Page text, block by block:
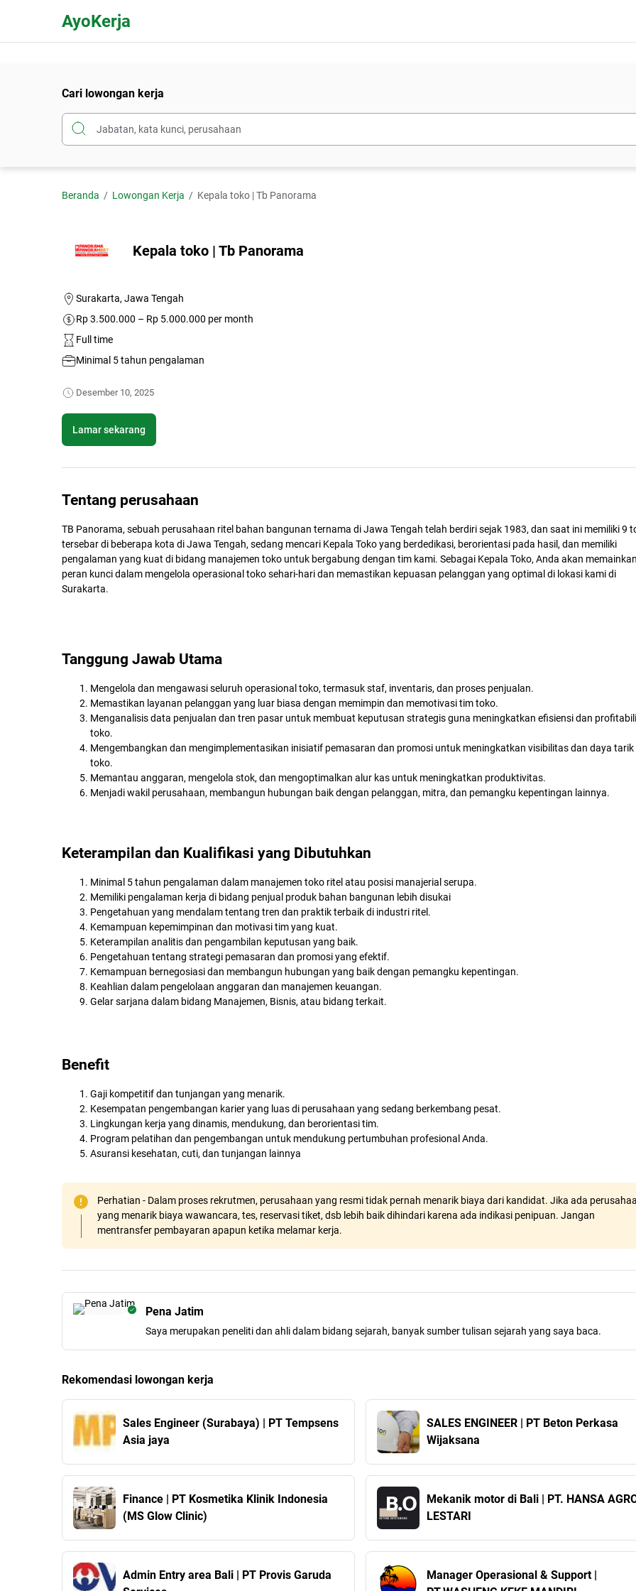
AyoKerja
Cari lowongan kerja
Beranda Lowongan Kerja Kepala toko | Tb Panorama
Kepala toko | Tb Panorama
Surakarta, Jawa Tengah
Rp 3.500.000 – Rp 5.000.000 per month
Full time
Minimal 5 tahun pengalaman
Desember 10, 2025
Lamar sekarang
Tentang perusahaan
TB Panorama, sebuah perusahaan ritel bahan bangunan ternama di Jawa Tengah telah berdiri sejak 1983, dan saat ini memiliki 9
tersebar di beberapa kota di Jawa Tengah, sedang mencari Kepala Toko yang berdedikasi, berorientasi pada hasil, dan memiliki
pengalaman yang kuat di bidang manajemen toko untuk bergabung dengan tim kami. Sebagai Kepala Toko, Anda akan
peran kunci dalam mengelola operasional toko sehari-hari dan memastikan kepuasan pelanggan yang optimal di lokasi kami di
Surakarta.
Tanggung Jawab Utama
Mengelola dan mengawasi seluruh operasional toko, termasuk staf, inventaris, dan proses penjualan.
Memastikan layanan pelanggan yang luar biasa dengan memimpin dan memotivasi tim toko.
Menganalisis data penjualan dan tren pasar untuk membuat keputusan strategis guna meningkatkan efisiensi dan
toko.
Mengembangkan dan mengimplementasikan inisiatif pemasaran dan promosi untuk meningkatkan visibilitas dan daya tarik
toko.
Memantau anggaran, mengelola stok, dan mengoptimalkan alur kas untuk meningkatkan produktivitas.
Menjadi wakil perusahaan, membangun hubungan baik dengan pelanggan, mitra, dan pemangku kepentingan lainnya.
Keterampilan dan Kualifikasi yang Dibutuhkan
Minimal 5 tahun pengalaman dalam manajemen toko ritel atau posisi manajerial serupa.
Memiliki pengalaman kerja di bidang penjual produk bahan bangunan lebih disukai
Pengetahuan yang mendalam tentang tren dan praktik terbaik di industri ritel.
Kemampuan kepemimpinan dan motivasi tim yang kuat.
Keterampilan analitis dan pengambilan keputusan yang baik.
Pengetahuan tentang strategi pemasaran dan promosi yang efektif.
Kemampuan bernegosiasi dan membangun hubungan yang baik dengan pemangku kepentingan.
Keahlian dalam pengelolaan anggaran dan manajemen keuangan.
Gelar sarjana dalam bidang Manajemen, Bisnis, atau bidang terkait.
Benefit
Gaji kompetitif dan tunjangan yang menarik.
Kesempatan pengembangan karier yang luas di perusahaan yang sedang berkembang pesat.
Lingkungan kerja yang dinamis, mendukung, dan berorientasi tim.
Program pelatihan dan pengembangan untuk mendukung pertumbuhan profesional Anda.
Asuransi kesehatan, cuti, dan tunjangan lainnya
Perhatian - Dalam proses rekrutmen, perusahaan yang resmi tidak pernah menarik biaya dari kandidat. Jika ada
yang menarik biaya wawancara, tes, reservasi tiket, dsb lebih baik dihindari karena ada indikasi penipuan. Jangan
mentransfer pembayaran apapun ketika melamar kerja.
Pena Jatim
Saya merupakan peneliti dan ahli dalam bidang sejarah, banyak sumber tulisan sejarah yang saya baca.
Rekomendasi lowongan kerja
Sales Engineer (Surabaya) | PT Tempsens
Asia jaya
SALES ENGINEER | PT Beton Perkasa
Wijaksana
Finance | PT Kosmetika Klinik Indonesia
(MS Glow Clinic)
Mekanik motor di Bali | PT. HANSA
LESTARI
Admin Entry area Bali | PT Provis Garuda
Manager Operasional & Support |